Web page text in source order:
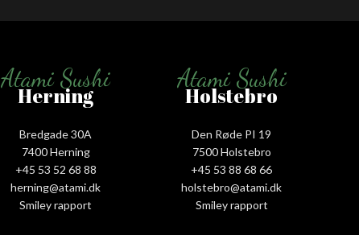
Atami Sushi
Herning
Bredgade 30A
7400 Herning
+45 53 52 68 88
herning@atami.dk
Smiley rapport
Atami Sushi
Holstebro
Den Røde PI 19
7500 Holstebro
+45 53 88 68 66
holstebro@atami.dk
Smiley rapport